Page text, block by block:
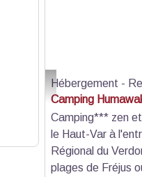
Camping - ric@lemalin
Hébergement -
Camping
Camping*** zen
le Haut-Var à
Régional du
plages de Fréjus